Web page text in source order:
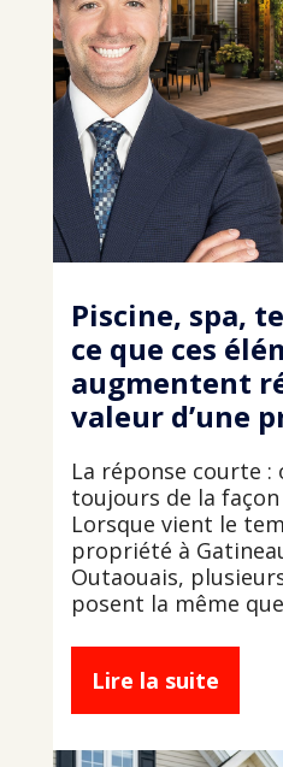
Piscine, spa,
ce que ces
augmentent
valeur d’une
La réponse courte :
toujours de la façon
Lorsque vient le
propriété à
Outaouais,
posent la même
Lire la suite